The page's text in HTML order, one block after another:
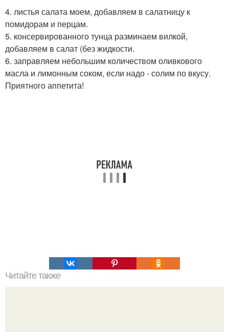
4. листья салата моем, добавляем в салатницу к
помидорам и перцам.
5. консервированного тунца разминаем вилкой,
добавляем в салат (без жидкости.
6. заправляем небольшим количеством оливкового
масла и лимонным соком, если надо - солим по вкусу.
Приятного аппетита!
Читайте также